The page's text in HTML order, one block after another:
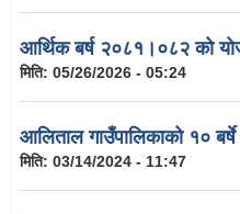
आर्थिक बर्ष २०८१।०८२ को
मिति: 05/26/2026 - 05:24
आलिताल गाउँपालिकाको १० बर्षे
मिति: 03/14/2024 - 11:47